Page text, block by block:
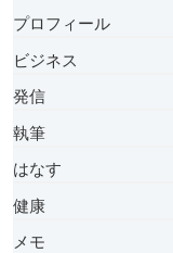
プロフィール
ビジネス
発信
執筆
はなす
健康
メモ